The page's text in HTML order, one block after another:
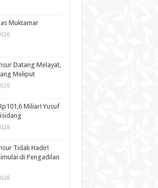
Muktamar
Datang Melayat,
Meliput
Miliar! Yusuf
Tidak Hadir!
di Pengadilan